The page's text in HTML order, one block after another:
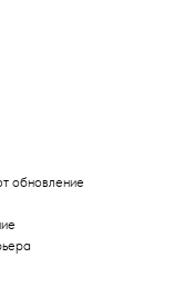
обновление